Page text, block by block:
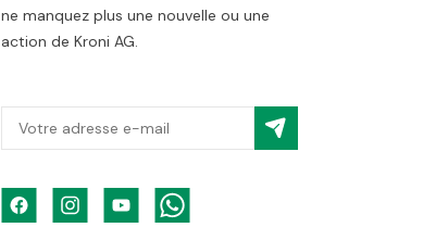
ne manquez plus une nouvelle ou une
action de Kroni AG.